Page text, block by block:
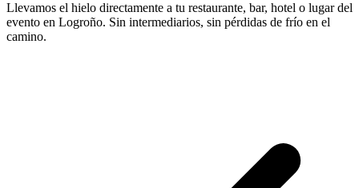
Llevamos el hielo directamente a tu restaurante, bar, hotel o lugar del
evento en Logroño. Sin intermediarios, sin pérdidas de frío en el
camino.